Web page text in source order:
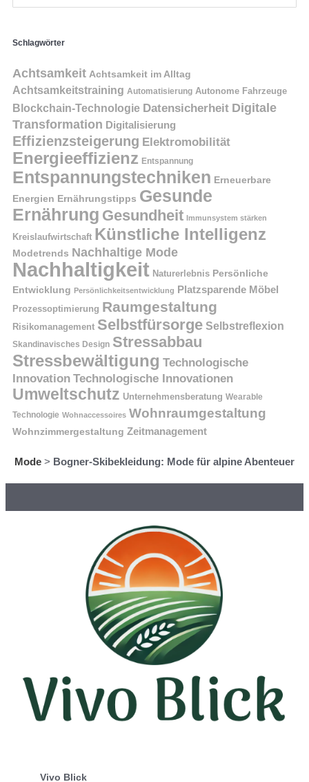
Schlagwörter
Achtsamkeit Achtsamkeit im Alltag
Achtsamkeitstraining Automatisierung Autonome Fahrzeuge
Blockchain-Technologie Datensicherheit Digitale
Transformation Digitalisierung
Effizienzsteigerung Elektromobilität
Energieeffizienz Entspannung
Entspannungstechniken Erneuerbare
Energien Ernährungstipps Gesunde
Ernährung Gesundheit Immunsystem stärken
Kreislaufwirtschaft Künstliche Intelligenz
Modetrends Nachhaltige Mode
Nachhaltigkeit Naturerlebnis Persönliche
Entwicklung Persönlichkeitsentwicklung Platzsparende Möbel
Prozessoptimierung Raumgestaltung
Risikomanagement Selbstfürsorge Selbstreflexion
Skandinavisches Design Stressabbau
Stressbewältigung Technologische
Innovation Technologische Innovationen
Umweltschutz Unternehmensberatung Wearable
Technologie Wohnaccessoires Wohnraumgestaltung
Wohnzimmergestaltung Zeitmanagement
Mode > Bogner-Skibekleidung: Mode für alpine Abenteuer
Vivo Blick